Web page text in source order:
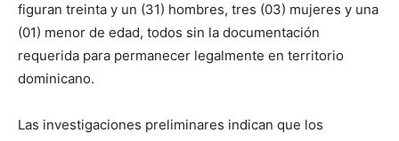
figuran treinta y un (31) hombres, tres (03) mujeres y una
(01) menor de edad, todos sin la documentación
requerida para permanecer legalmente en territorio
dominicano.
Las investigaciones preliminares indican que los